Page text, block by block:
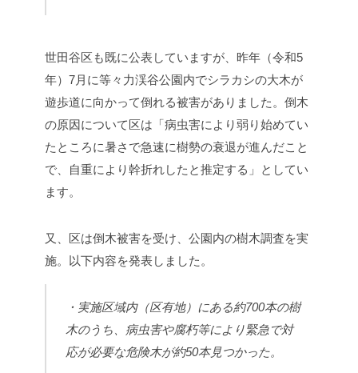
世田谷区も既に公表していますが、昨年（令和5
年）7月に等々力渓谷公園内でシラカシの大木が
遊歩道に向かって倒れる被害がありました。倒木
の原因について区は「病虫害により弱り始めてい
たところに暑さで急速に樹勢の衰退が進んだこと
で、自重により幹折れしたと推定する」としてい
ます。
又、区は倒木被害を受け、公園内の樹木調査を実
施。以下内容を発表しました。
・実施区域内（区有地）にある約700本の樹
木のうち、病虫害や腐朽等により緊急で対
応が必要な危険木が約50本見つかった。